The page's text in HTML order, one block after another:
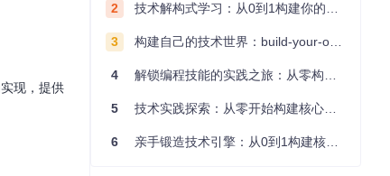
现，提供
2 技术解构式学习：从0到1构建你的编程知识体系
3 构建自己的技术世界：build-your-own-x项目的实践探索指南
4 解锁编程技能的实践之旅：从零构建你的技术世界
5 技术实践探索：从零开始构建核心系统的实践指南
6 亲手锻造技术引擎：从0到1构建核心系统的实践指南